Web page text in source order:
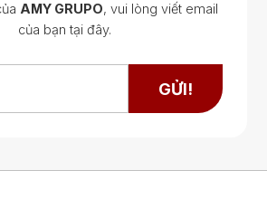
AMY GRUPO, vui lòng viết email
của bạn tại đây.
GỬI!